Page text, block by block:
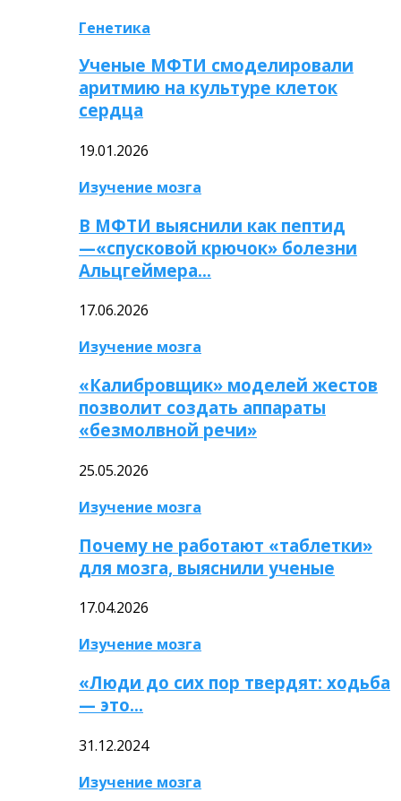
Генетика
Ученые МФТИ смоделировали
аритмию на культуре клеток
сердца
19.01.2026
Изучение мозга
В МФТИ выяснили как пептид
—«спусковой крючок» болезни
Альцгеймера…
17.06.2026
Изучение мозга
«Калибровщик» моделей жестов
позволит создать аппараты
«безмолвной речи»
25.05.2026
Изучение мозга
Почему не работают «таблетки»
для мозга, выяснили ученые
17.04.2026
Изучение мозга
«Люди до сих пор твердят: ходьба
— это…
31.12.2024
Изучение мозга